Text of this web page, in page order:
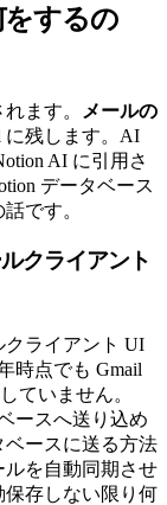
するの
ます。
メールの
に残します。AI
AI に引用さ
データベース
です。
クライアント
クライアント UI
時点でも Gmail
ていません。
ースへ送り込め
ベースに送る方法
ルを自動同期させ
保存しない限り何